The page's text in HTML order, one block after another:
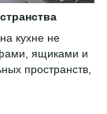
кухне не
ящиками и
пространств,